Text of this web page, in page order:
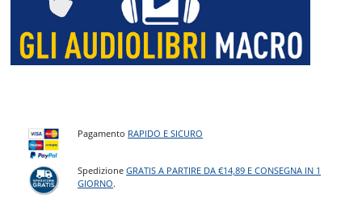
Pagamento RAPIDO E SICURO
SpedizioneGRATIS A PARTIRE DA €14,89 E CONSEGNA IN 1
GIORNO.